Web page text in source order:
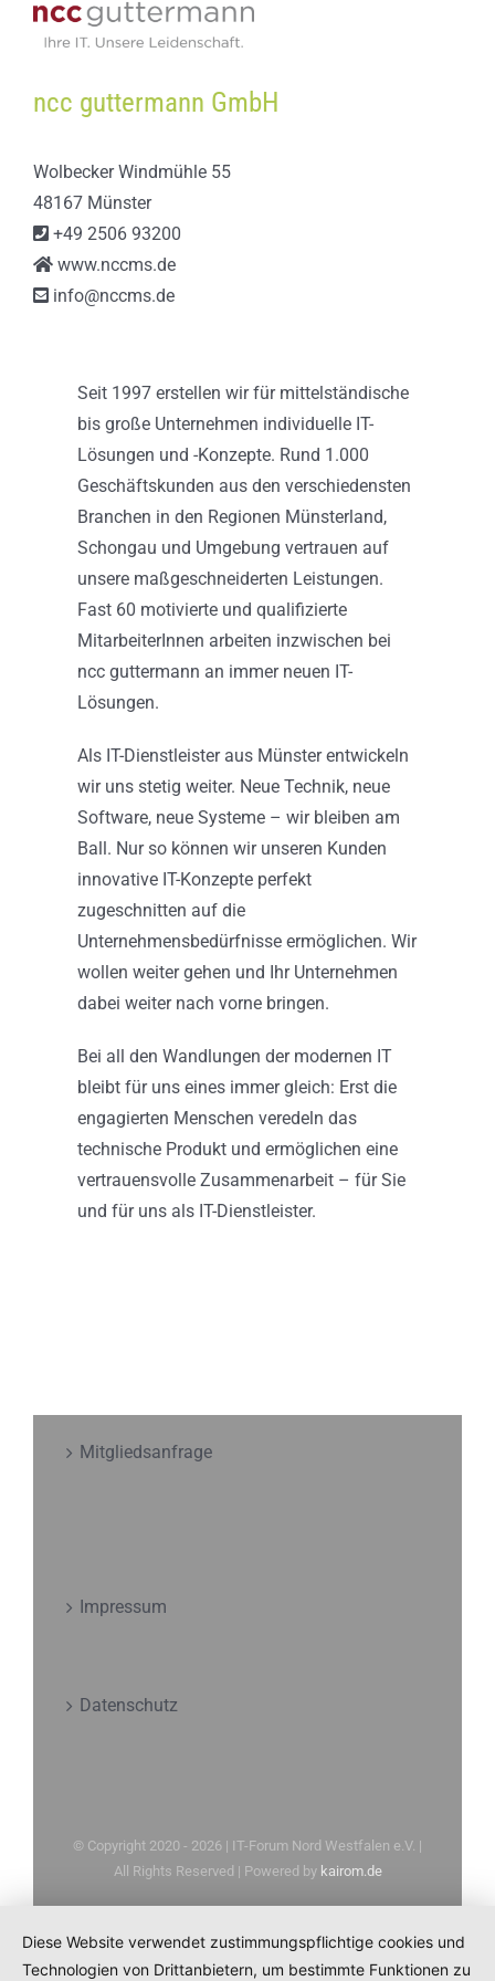
ncc guttermann GmbH
Wolbecker Windmühle 55
48167 Münster
+49 2506 93200
www.nccms.de
info@nccms.de
Seit 1997 erstellen wir für mittelständische
bis große Unternehmen individuelle IT-
Lösungen und -Konzepte. Rund 1.000
Geschäftskunden aus den verschiedensten
Branchen in den Regionen Münsterland,
Schongau und Umgebung vertrauen auf
unsere maßgeschneiderten Leistungen.
Fast 60 motivierte und qualifizierte
MitarbeiterInnen arbeiten inzwischen bei
ncc guttermann an immer neuen IT-
Lösungen.
Als IT-Dienstleister aus Münster entwickeln
wir uns stetig weiter. Neue Technik, neue
Software, neue Systeme – wir bleiben am
Ball. Nur so können wir unseren Kunden
innovative IT-Konzepte perfekt
zugeschnitten auf die
Unternehmensbedürfnisse ermöglichen. Wir
wollen weiter gehen und Ihr Unternehmen
dabei weiter nach vorne bringen.
Bei all den Wandlungen der modernen IT
bleibt für uns eines immer gleich: Erst die
engagierten Menschen veredeln das
technische Produkt und ermöglichen eine
vertrauensvolle Zusammenarbeit – für Sie
und für uns als IT-Dienstleister.
Mitgliedsanfrage
Impressum
Datenschutz
© Copyright 2020 - 2026 | IT-Forum Nord Westfalen e.V. |
All Rights Reserved | Powered by kairom.de
Diese Website verwendet zustimmungspflichtige cookies und
Technologien von Drittanbietern, um bestimmte Funktionen zu